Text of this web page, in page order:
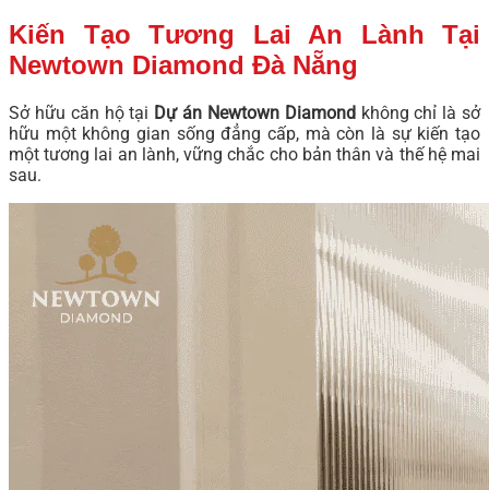
Kiến Tạo Tương Lai An Lành Tại
Newtown Diamond Đà Nẵng
Sở hữu căn hộ tại Dự án Newtown Diamondkhông chỉ là sở
hữu một không gian sống đẳng cấp, mà còn là sự kiến tạo
một tương lai an lành, vững chắc cho bản thân và thế hệ mai
sau.